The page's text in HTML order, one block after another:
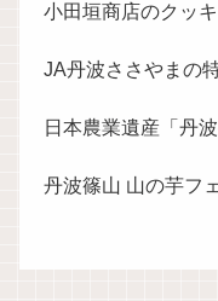
小田垣商店のクッ
JA丹波ささやまの
日本農業遺産「丹
丹波篠山 山の芋フ